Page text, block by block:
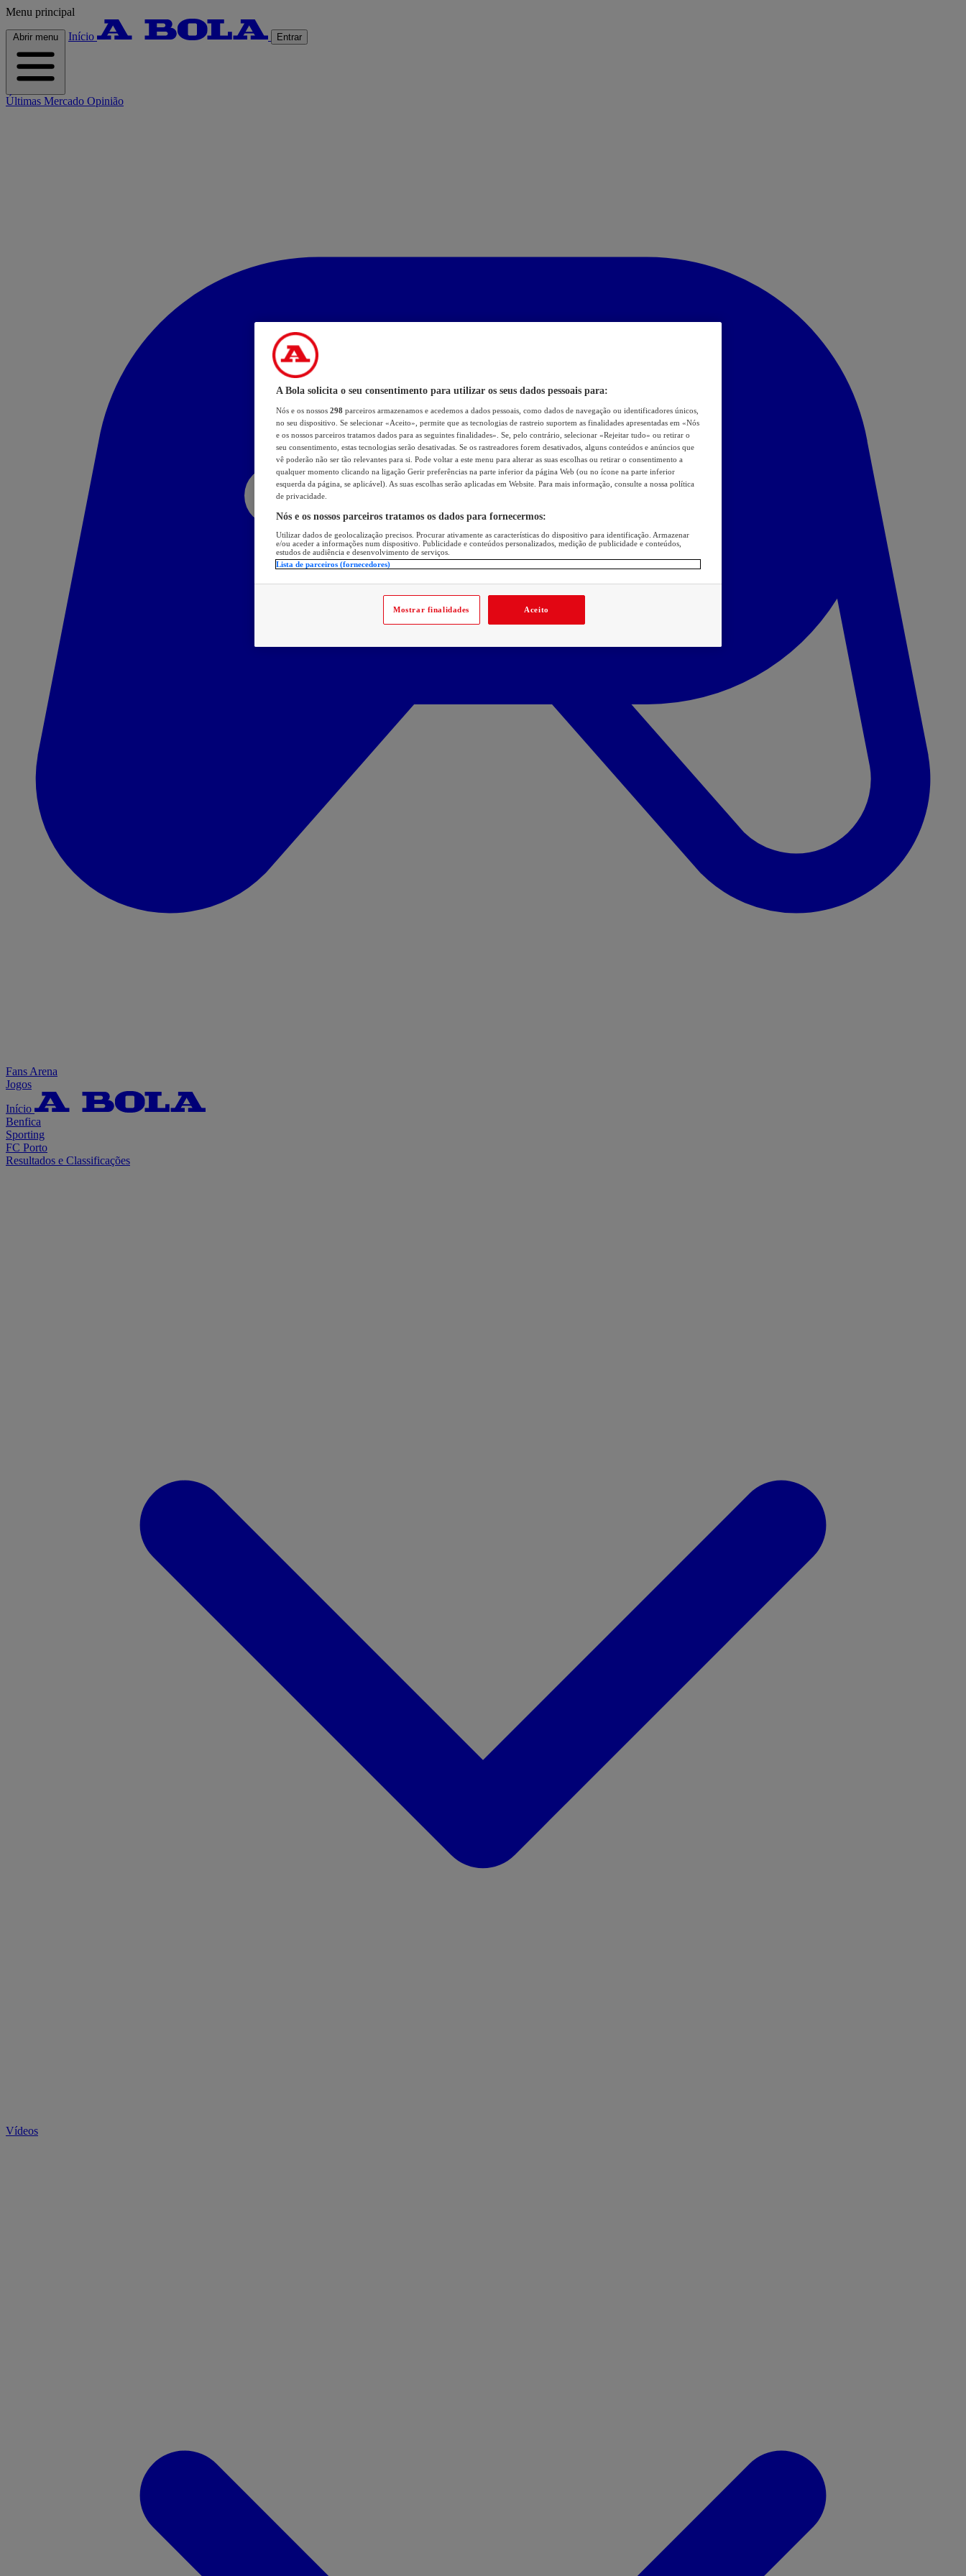
Menu principal
Abrir menu Início Entrar
Últimas Mercado Opinião
Fans Arena
Jogos
Início
Benfica
Sporting
FC Porto
Resultados e Classificações
Vídeos
A Bola solicita o seu consentimento para utilizar os seus dados pessoais para:
Nós e os nossos 298 parceiros armazenamos e acedemos a dados pessoais, como dados de navegação ou identificadores únicos,
no seu dispositivo. Se selecionar «Aceito», permite que as tecnologias de rastreio suportem as finalidades apresentadas em «Nós
e os nossos parceiros tratamos dados para as seguintes finalidades». Se, pelo contrário, selecionar «Rejeitar tudo» ou retirar o
seu consentimento, estas tecnologias serão desativadas. Se os rastreadores forem desativados, alguns conteúdos e anúncios que
vê poderão não ser tão relevantes para si. Pode voltar a este menu para alterar as suas escolhas ou retirar o consentimento a
qualquer momento clicando na ligação Gerir preferências na parte inferior da página Web (ou no ícone na parte inferior
esquerda da página, se aplicável). As suas escolhas serão aplicadas em Website. Para mais informação, consulte a nossa política
de privacidade.
Nós e os nossos parceiros tratamos os dados para fornecermos:
Utilizar dados de geolocalização precisos. Procurar ativamente as características do dispositivo para identificação. Armazenar
e/ou aceder a informações num dispositivo. Publicidade e conteúdos personalizados, medição de publicidade e conteúdos,
estudos de audiência e desenvolvimento de serviços.
Lista de parceiros (fornecedores)
Mostrar finalidades Aceito